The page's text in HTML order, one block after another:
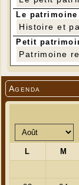
Agenda
Le patrimoine
Histoire et
Petit
Patrimoine